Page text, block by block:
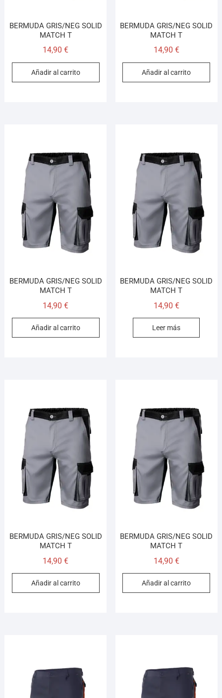
BERMUDA GRIS/NEG SOLID
MATCH T
14,90€
Añadir al carrito
BERMUDA GRIS/NEG SOLID
MATCH T
14,90 €
Añadir al carrito
BERMUDA GRIS/NEG SOLID
MATCH T
14,90€
Añadir al carrito
BERMUDA GRIS/NEG SOLID
MATCH T
14,90 €
Leer más
BERMUDA GRIS/NEG SOLID
MATCH T
14,90€
Añadir al carrito
BERMUDA GRIS/NEG SOLID
MATCH T
14,90 €
Añadir al carrito